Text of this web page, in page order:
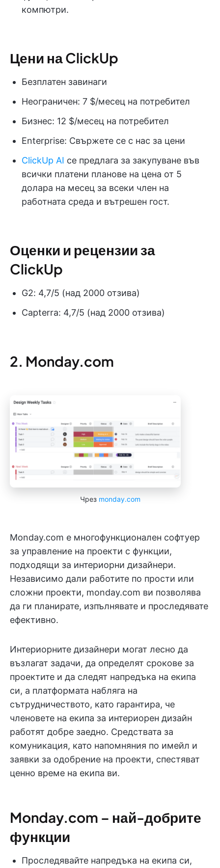
компютри.
Цени на ClickUp
Безплатен завинаги
Неограничен: 7 $/месец на потребител
Бизнес: 12 $/месец на потребител
Enterprise: Свържете се с нас за цени
ClickUp AI се предлага за закупуване във
всички платени планове на цена от 5
долара на месец за всеки член на
работната среда и вътрешен гост.
Оценки и рецензии за
ClickUp
G2: 4,7/5 (над 2000 отзива)
Capterra: 4,7/5 (над 2000 отзива)
2. Monday.com
Чрез monday.com
Monday.com е многофункционален софтуер
за управление на проекти с функции,
подходящи за интериорни дизайнери.
Независимо дали работите по прости или
сложни проекти, monday.com ви позволява
да ги планирате, изпълнявате и проследявате
ефективно.
Интериорните дизайнери могат лесно да
възлагат задачи, да определят срокове за
проектите и да следят напредъка на екипа
си, а платформата набляга на
сътрудничеството, като гарантира, че
членовете на екипа за интериорен дизайн
работят добре заедно. Средствата за
комуникация, като напомняния по имейл и
заявки за одобрение на проекти, спестяват
ценно време на екипа ви.
Monday.com – най-добрите
функции
Проследявайте напредъка на екипа си,